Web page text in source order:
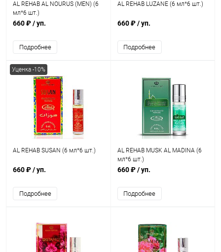
AL REHAB AL NOURUS (MEN) (6
мл*6 шт.)
660 ₽/ уп.
Подробнее
AL REHAB LUZANE (6 мл*6 шт.)
660 ₽/ уп.
Подробнее
Уценка -10%
AL REHAB SUSAN (6 мл*6 шт.)
660 ₽/ уп.
Подробнее
AL REHAB MUSK AL MADINA (6
мл*6 шт.)
660 ₽/ уп.
Подробнее